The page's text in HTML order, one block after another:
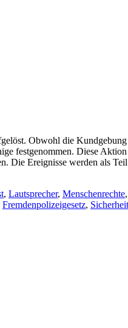
Obwohl die
festgenommen. Diese
Die Ereignisse werden als
, Lautsprecher, Menschenrechte,
Fremdenpolizeigesetz,